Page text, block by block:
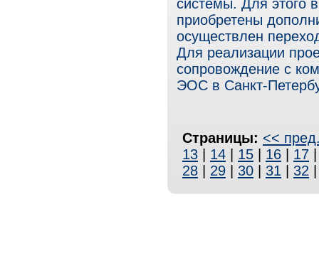
системы. Для этого
приобретены
осуществлен
Для реализации
сопровождение с
ЭОС в Санкт-
Страницы: <<
13
14 15 16 17
28
29 30 31 32